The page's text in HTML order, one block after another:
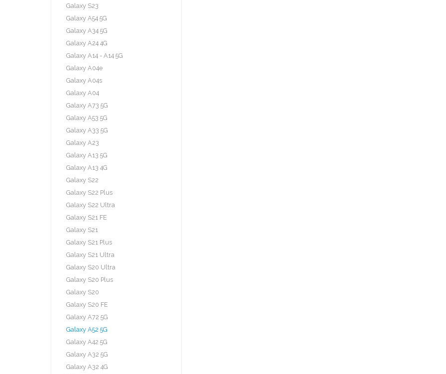
Galaxy S23
Galaxy A54 5G
Galaxy A34 5G
Galaxy A24 4G
Galaxy A14 - A14 5G
Galaxy A04e
Galaxy A04s
Galaxy A04
Galaxy A73 5G
Galaxy A53 5G
Galaxy A33 5G
Galaxy A23
Galaxy A13 5G
Galaxy A13 4G
Galaxy S22
Galaxy S22 Plus
Galaxy S22 Ultra
Galaxy S21 FE
Galaxy S21
Galaxy S21 Plus
Galaxy S21 Ultra
Galaxy S20 Ultra
Galaxy S20 Plus
Galaxy S20
Galaxy S20 FE
Galaxy A72 5G
Galaxy A52 5G
Galaxy A42 5G
Galaxy A32 5G
Galaxy A32 4G